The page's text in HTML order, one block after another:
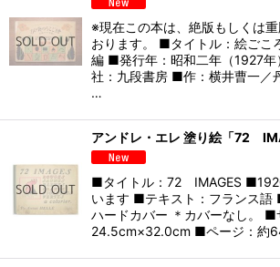
※現在この本は、絶版もしくは
おります。 ■タイトル：絵ご
編 ■発行年：昭和二年（1927
社：九段書房 ■作：横井曹一／
…
アンドレ・エレ 塗り絵「72
■タイトル：72 IMAGES
います ■テキスト：フランス語
ハードカバー ＊カバーなし。 ■
24.5cm×32.0cm ■ページ：約